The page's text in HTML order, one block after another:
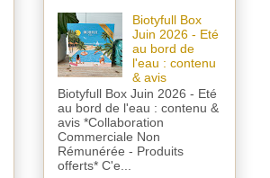
Biotyfull Box
Juin 2026 - Eté
au bord de
l'eau : contenu
& avis
Biotyfull Box Juin 2026 - Eté
au bord de l'eau : contenu &
avis *Collaboration
Commerciale Non
Rémunérée - Produits
offerts* C'e...